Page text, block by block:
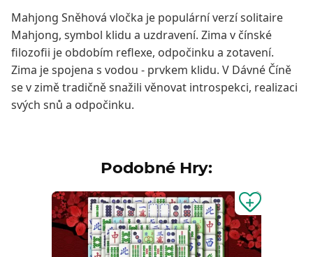
Mahjong Sněhová vločka je populární verzí solitaire
Mahjong, symbol klidu a uzdravení. Zima v čínské
filozofii je obdobím reflexe, odpočinku a zotavení.
Zima je spojena s vodou - prvkem klidu. V Dávné Číně
se v zimě tradičně snažili věnovat introspekci, realizaci
svých snů a odpočinku.
Podobné Hry: